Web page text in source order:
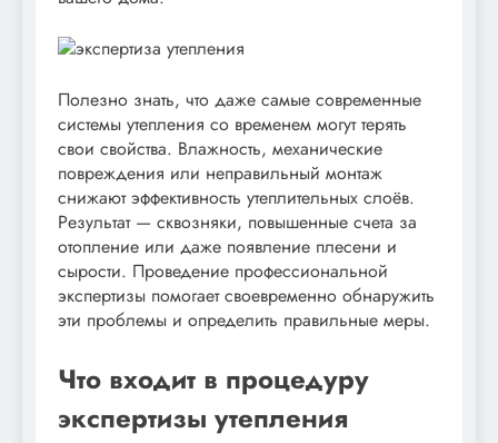
Полезно знать, что даже самые современные
системы утепления со временем могут терять
свои свойства. Влажность, механические
повреждения или неправильный монтаж
снижают эффективность утеплительных слоёв.
Результат — сквозняки, повышенные счета за
отопление или даже появление плесени и
сырости. Проведение профессиональной
экспертизы помогает своевременно обнаружить
эти проблемы и определить правильные меры.
Что входит в процедуру
экспертизы утепления